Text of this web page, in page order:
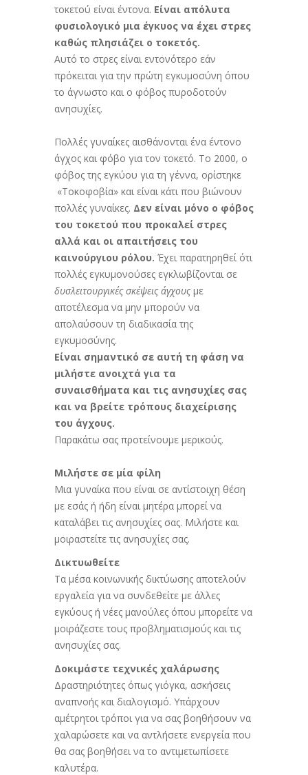
τοκετού είναι έντονα. Είναι απόλυτα
φυσιολογικό μια έγκυος να έχει στρες
καθώς πλησιάζει ο τοκετός.
Αυτό το στρες είναι εντονότερο εάν
πρόκειται για την πρώτη εγκυμοσύνη όπου
το άγνωστο και ο φόβος πυροδοτούν
ανησυχίες.
Πολλές γυναίκες αισθάνονται ένα έντονο
άγχος και φόβο για τον τοκετό. Το 2000, ο
φόβος της εγκύου για τη γέννα, ορίστηκε
«Τοκοφοβία» και είναι κάτι που βιώνουν
πολλές γυναίκες. Δεν είναι μόνο ο φόβος
του τοκετού που προκαλεί στρες
αλλά και οι απαιτήσεις του
καινούργιου ρόλου. Έχει παρατηρηθεί ότι
πολλές εγκυμονούσες εγκλωβίζονται σε
δυσλειτουργικές σκέψεις άγχουςμε
αποτέλεσμα να μην μπορούν να
απολαύσουν τη διαδικασία της
εγκυμοσύνης.
Είναι σημαντικό σε αυτή τη φάση να
μιλήστε ανοιχτά για τα
συναισθήματα και τις ανησυχίες σας
και να βρείτε τρόπους διαχείρισης
του άγχους.
Παρακάτω σας προτείνουμε μερικούς.
Μιλήστε σε μία φίλη
Μια γυναίκα που είναι σε αντίστοιχη θέση
με εσάς ή ήδη είναι μητέρα μπορεί να
καταλάβει τις ανησυχίες σας. Μιλήστε και
μοιραστείτε τις ανησυχίες σας.
Δικτυωθείτε
Τα μέσα κοινωνικής δικτύωσης αποτελούν
εργαλεία για να συνδεθείτε με άλλες
εγκύους ή νέες μανούλες όπου μπορείτε να
μοιράζεστε τους προβληματισμούς και τις
ανησυχίες σας.
Δοκιμάστε τεχνικές χαλάρωσης
Δραστηριότητες όπως γιόγκα, ασκήσεις
αναπνοής και διαλογισμό. Υπάρχουν
αμέτρητοι τρόποι για να σας βοηθήσουν να
χαλαρώσετε και να αντλήσετε ενεργεία που
θα σας βοηθήσει να το αντιμετωπίσετε
καλυτέρα.